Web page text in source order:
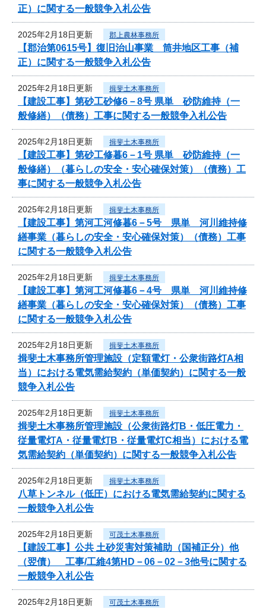
正）に関する一般競争入札公告
2025年2月18日更新 郡上農林事務所
【郡治第0615号】復旧治山事業 筒井地区工事（補
正）に関する一般競争入札公告
2025年2月18日更新 揖斐土木事務所
【建設工事】第砂工砂修6－8号 県単 砂防維持（一
般修繕）（債務）工事に関する一般競争入札公告
2025年2月18日更新 揖斐土木事務所
【建設工事】第砂工修暮6－1号 県単 砂防維持（一
般修繕）（暮らしの安全・安心確保対策）（債務）工
事に関する一般競争入札公告
2025年2月18日更新 揖斐土木事務所
【建設工事】第河工河修暮6－5号 県単 河川維持修
繕事業（暮らしの安全・安心確保対策）（債務）工事
に関する一般競争入札公告
2025年2月18日更新 揖斐土木事務所
【建設工事】第河工河修暮6－4号 県単 河川維持修
繕事業（暮らしの安全・安心確保対策）（債務）工事
に関する一般競争入札公告
2025年2月18日更新 揖斐土木事務所
揖斐土木事務所管理施設（定額電灯・公衆街路灯A相
当）における電気需給契約（単価契約）に関する一般
競争入札公告
2025年2月18日更新 揖斐土木事務所
揖斐土木事務所管理施設（公衆街路灯B・低圧電力・
従量電灯A・従量電灯B・従量電灯C相当）における電
気需給契約（単価契約）に関する一般競争入札公告
2025年2月18日更新 揖斐土木事務所
八草トンネル（低圧）における電気需給契約に関する
一般競争入札公告
2025年2月18日更新 可茂土木事務所
【建設工事】公共 土砂災害対策補助（国補正分）他
（翌債） 工事/工維4第HD－06－02－3他号に関する
一般競争入札公告
2025年2月18日更新 可茂土木事務所